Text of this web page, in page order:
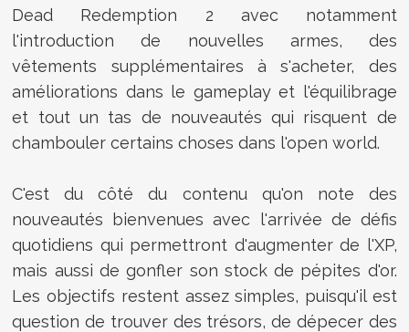
Dead Redemption 2 avec notamment
l'introduction de nouvelles armes, des
vêtements supplémentaires à s'acheter, des
améliorations dans le gameplay et l'équilibrage
et tout un tas de nouveautés qui risquent de
chambouler certains choses dans l'open world.
C'est du côté du contenu qu'on note des
nouveautés bienvenues avec l'arrivée de défis
quotidiens qui permettront d'augmenter de l'XP,
mais aussi de gonfler son stock de pépites d'or.
Les objectifs restent assez simples, puisqu'il est
question de trouver des trésors, de dépecer des